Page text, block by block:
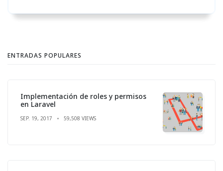
ENTRADAS POPULARES
Implementación de roles y permisos
en Laravel
SEP. 19, 2017 59,508 VIEWS